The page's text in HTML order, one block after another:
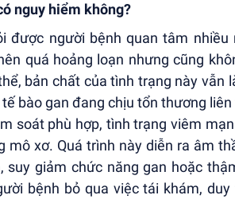
nguy hiểm không?
được người bệnh quan tâm nhiều
quá hoảng loạn nhưng cũng
bản chất của tình trạng này vẫn
bào gan đang chịu tổn thương
soát phù hợp, tình trạng viêm
mô xơ. Quá trình này diễn ra âm
suy giảm chức năng gan hoặc
bệnh bỏ qua việc tái khám,